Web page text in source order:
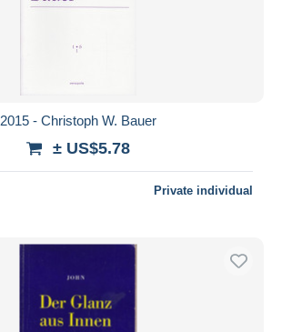
2015 - Christoph W. Bauer
± US$5.78
Private individual